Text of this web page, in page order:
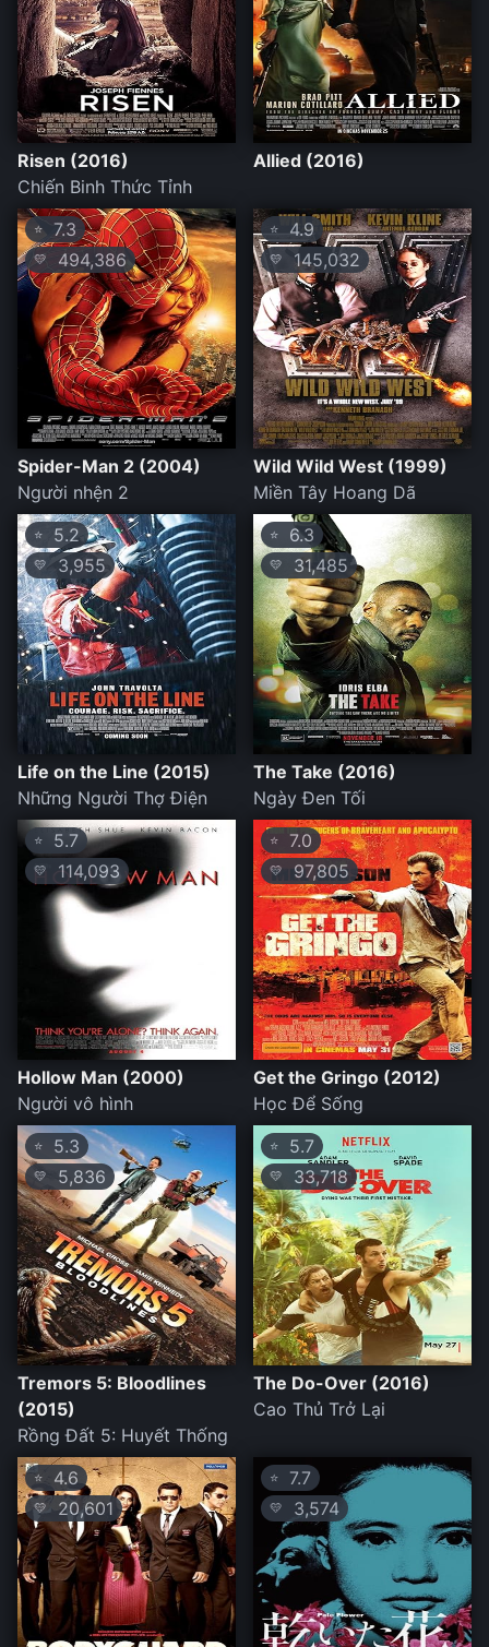
Risen (2016)
Chiến Binh Thức Tỉnh
Allied (2016)
⭐ 7.3
💛 494,386
Spider-Man 2 (2004)
Người nhện 2
⭐4.9
💛 145,032
Wild Wild West (1999)
Miền Tây Hoang Dã
⭐ 5.2
💛 3,955
Life on the Line (2015)
Những Người Thợ Điện
⭐ 6.3
💛 31,485
The Take (2016)
Ngày Đen Tối
⭐ 5.7
💛 114,093
Hollow Man (2000)
Người vô hình
⭐ 7.0
💛 97,805
Get the Gringo (2012)
Học Để Sống
⭐ 5.3
💛 5,836
Tremors 5: Bloodlines
(2015)
Rồng Đất 5: Huyết Thống
⭐ 5.7
💛 33,718
The Do-Over (2016)
Cao Thủ Trở Lại
⭐ 4.6
💛 20,601
⭐ 7.7
💛 3,574